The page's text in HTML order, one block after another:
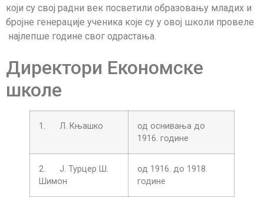
који су свој радни век посветили образовању младих и
бројне генерације ученика које су у овој школи провелe
најлепше године свог одрастања.
Директори Економске
школе
1. Л. Књашко
од оснивања до
1916. године
2. Ј. Турцер Ш.
Шимон
од 1916. до 1918.
године